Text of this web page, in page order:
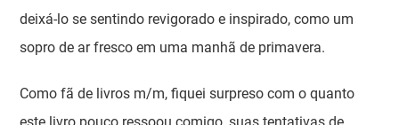
deixá-lo se sentindo revigorado e inspirado, como um
sopro de ar fresco em uma manhã de primavera.
Como fã de livros m/m, fiquei surpreso com o quanto